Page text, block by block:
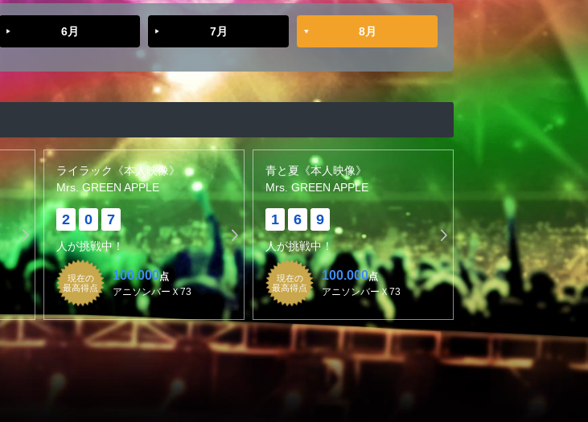
6月 7月 8月
ライラック《本人映像》
Mrs. GREEN APPLE
2 0 7
人が挑戦中！
現在の
最高得点
100.000点
アニソンバーＸ73
青と夏《本人映像》
Mrs. GREEN APPLE
1 6 9
人が挑戦中！
現在の
最高得点
100.000点
アニソンバーＸ73